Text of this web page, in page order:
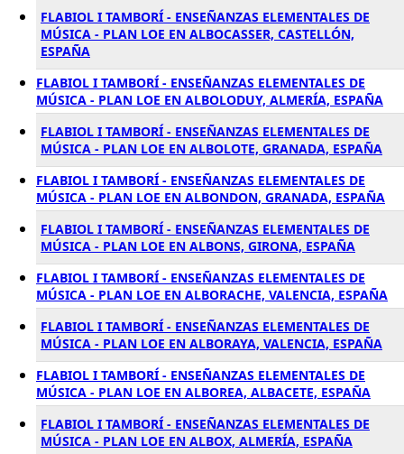
FLABIOL I TAMBORÍ - ENSEÑANZAS ELEMENTALES DE
MÚSICA - PLAN LOE EN ALBOCASSER, CASTELLÓN,
ESPAÑA
FLABIOL I TAMBORÍ - ENSEÑANZAS ELEMENTALES DE
MÚSICA - PLAN LOE EN ALBOLODUY, ALMERÍA, ESPAÑA
FLABIOL I TAMBORÍ - ENSEÑANZAS ELEMENTALES DE
MÚSICA - PLAN LOE EN ALBOLOTE, GRANADA, ESPAÑA
FLABIOL I TAMBORÍ - ENSEÑANZAS ELEMENTALES DE
MÚSICA - PLAN LOE EN ALBONDON, GRANADA, ESPAÑA
FLABIOL I TAMBORÍ - ENSEÑANZAS ELEMENTALES DE
MÚSICA - PLAN LOE EN ALBONS, GIRONA, ESPAÑA
FLABIOL I TAMBORÍ - ENSEÑANZAS ELEMENTALES DE
MÚSICA - PLAN LOE EN ALBORACHE, VALENCIA, ESPAÑA
FLABIOL I TAMBORÍ - ENSEÑANZAS ELEMENTALES DE
MÚSICA - PLAN LOE EN ALBORAYA, VALENCIA, ESPAÑA
FLABIOL I TAMBORÍ - ENSEÑANZAS ELEMENTALES DE
MÚSICA - PLAN LOE EN ALBOREA, ALBACETE, ESPAÑA
FLABIOL I TAMBORÍ - ENSEÑANZAS ELEMENTALES DE
MÚSICA - PLAN LOE EN ALBOX, ALMERÍA, ESPAÑA